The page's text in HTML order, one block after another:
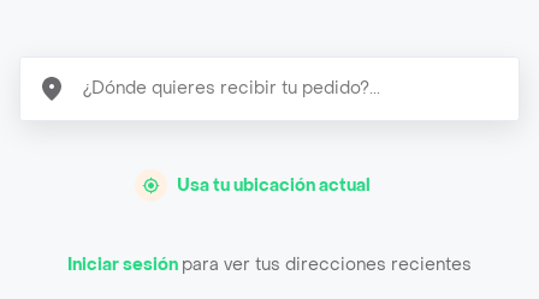
Usa tu ubicación actual
Iniciar sesión para ver tus direcciones recientes